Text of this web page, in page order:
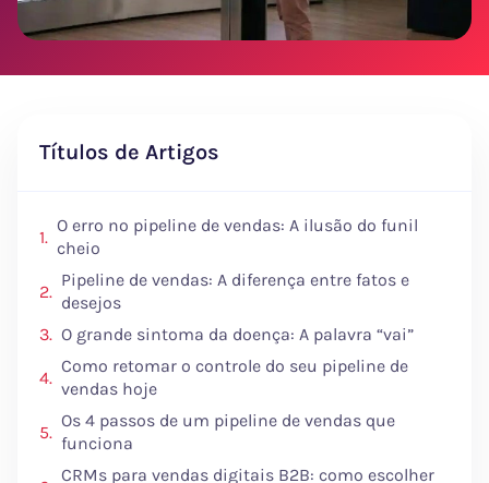
Títulos de Artigos
O erro no pipeline de vendas: A ilusão do funil
cheio
Pipeline de vendas: A diferença entre fatos e
desejos
O grande sintoma da doença: A palavra “vai”
Como retomar o controle do seu pipeline de
vendas hoje
Os 4 passos de um pipeline de vendas que
funciona
CRMs para vendas digitais B2B: como escolher